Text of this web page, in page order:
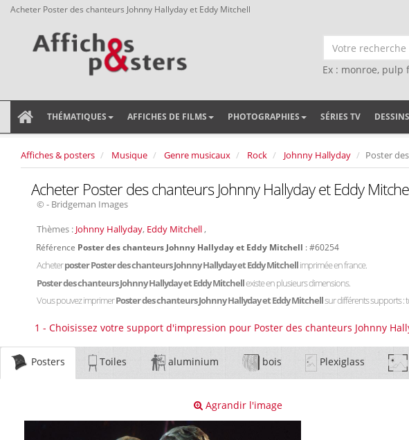
Acheter Poster des chanteurs Johnny Hallyday et Eddy Mitchell
Ex : monroe, pulp
THÉMATIQUES AFFICHES DE FILMS PHOTOGRAPHIES SÉRIES TV
Affiches & posters Musique Genre musicaux Rock Johnny Hallyday Poster
Acheter Poster des chanteurs Johnny Hallyday et Eddy
© - Bridgeman Images
Thèmes : Johnny Hallyday, Eddy Mitchell,
Référence Poster des chanteurs Johnny Hallyday et Eddy Mitchell : #60254
Acheterposter Poster des chanteurs Johnny Hallyday et Eddy Mitchellimprimée en france.
Poster des chanteurs Johnny Hallyday et Eddy Mitchellexiste en plusieurs dimensions.
Vous pouvez imprimerPoster des chanteurs Johnny Hallyday et Eddy Mitchellsur différents supports :
1 - Choisissez votre support d'impression pour Poster des chanteurs Johnny
Posters Toiles aluminium bois Plexiglass
Agrandir l'image